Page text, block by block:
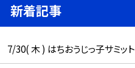
新着記事
7/30( 木 ) はちおうじっ子サミット